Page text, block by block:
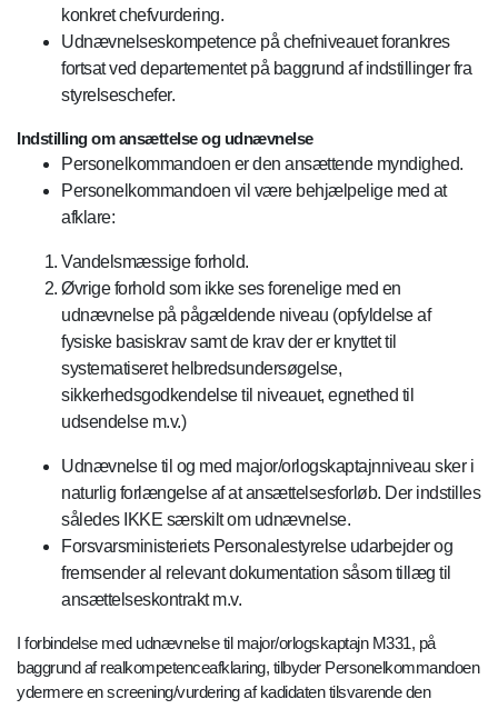
konkret chefvurdering.
Udnævnelseskompetence på chefniveauet forankres
fortsat ved departementet på baggrund af indstillinger fra
styrelseschefer.
Indstilling om ansættelse og udnævnelse
Personelkommandoen er den ansættende myndighed.
Personelkommandoen vil være behjælpelige med at
afklare:
Vandelsmæssige forhold.
Øvrige forhold som ikke ses forenelige med en
udnævnelse på pågældende niveau (opfyldelse af
fysiske basiskrav samt de krav der er knyttet til
systematiseret helbredsundersøgelse,
sikkerhedsgodkendelse til niveauet, egnethed til
udsendelse m.v.)
Udnævnelse til og med major/orlogskaptajnniveau sker i
naturlig forlængelse af at ansættelsesforløb. Der indstilles
således IKKE særskilt om udnævnelse.
Forsvarsministeriets Personalestyrelse udarbejder og
fremsender al relevant dokumentation såsom tillæg til
ansættelseskontrakt m.v.
I forbindelse med udnævnelse til major/orlogskaptajn M331, på
baggrund af realkompetenceafklaring, tilbyder Personelkommandoen
ydermere en screening/vurdering af kadidaten tilsvarende den